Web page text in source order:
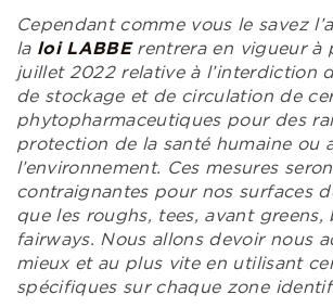
Cependant comme vous le savez
laloi LABBErentrera en vigueur à
juillet 2022 relative à l’interdiction
de stockage et de circulation de
phytopharmaceutiques pour des
protection de la santé humaine ou
l’environnement. Ces mesures
contraignantes pour nos surfaces
que les roughs, tees, avant greens,
fairways. Nous allons devoir nous
mieux et au plus vite en utilisant
spécifiques sur chaque zone